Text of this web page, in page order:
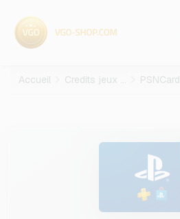
Accueil Credits jeux video PSNCard